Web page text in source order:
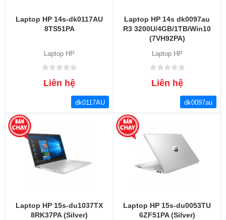
Laptop HP 14s-dk0117AU
8TS51PA
Laptop HP
Liên hệ
dk0117AU
Laptop HP 14s dk0097au
R3 3200U/4GB/1TB/Win10
(7VH92PA)
Laptop HP
Liên hệ
dk0097au
Laptop HP 15s-du1037TX
8RK37PA (Silver)
Laptop HP 15s-du0053TU
6ZF51PA (Silver)